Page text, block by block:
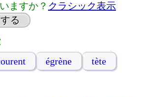
ますか？ クラシック表示
る
égrène
tète